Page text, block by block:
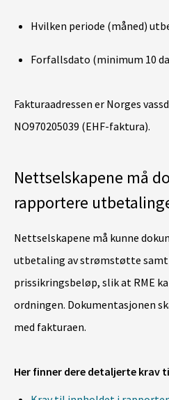
Hvilken periode (måned)
Forfallsdato (minimum 10
Fakturaadressen er Norges
NO970205039 (EHF-faktura).
Nettselskapene må
rapportere
Nettselskapene må kunne
utbetaling av strømstøtte
prissikringsbeløp, slik at RME
ordningen. Dokumentasjonen
med fakturaen.
Her finner dere detaljerte krav